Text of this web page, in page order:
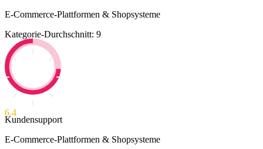
E-Commerce-Plattformen & Shopsysteme
Kategorie-Durchschnitt: 9
6.4
Kundensupport
E-Commerce-Plattformen & Shopsysteme